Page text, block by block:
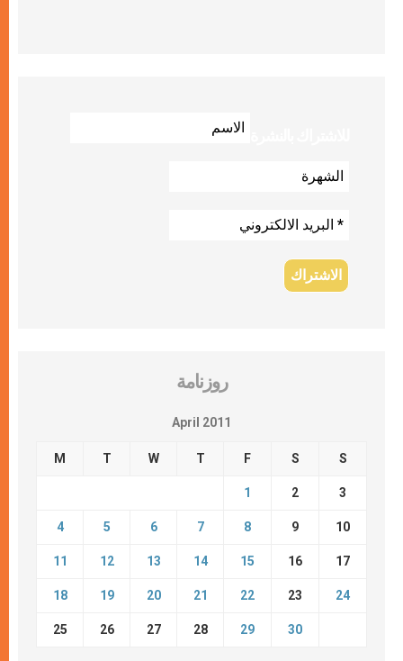
روزنامة
April 2011
M T W T F S S
1 2 3
4 5 6 7 8 9 10
11 12 13 14 15 16 17
18 19 20 21 22 23 24
25 26 27 28 29 30